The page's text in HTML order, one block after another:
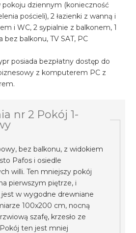
pokoju dziennym (konieczność
pościeli), 2 łazienki z wanną i
i WC, 2 sypialnie z balkonem, 1
bez balkonu, TV SAT, PC
posiada bezpłatny dostęp do
z komputerem PC z
nr 2 Pokój 1-
bez balkonu, z widokiem
Pafos i osiedle
willi. Ten mniejszy pokój
pierwszym piętrze, i
w wygodne drewniane
100x200 cm, nocną
szafę, krzesło ze
ten jest mniej